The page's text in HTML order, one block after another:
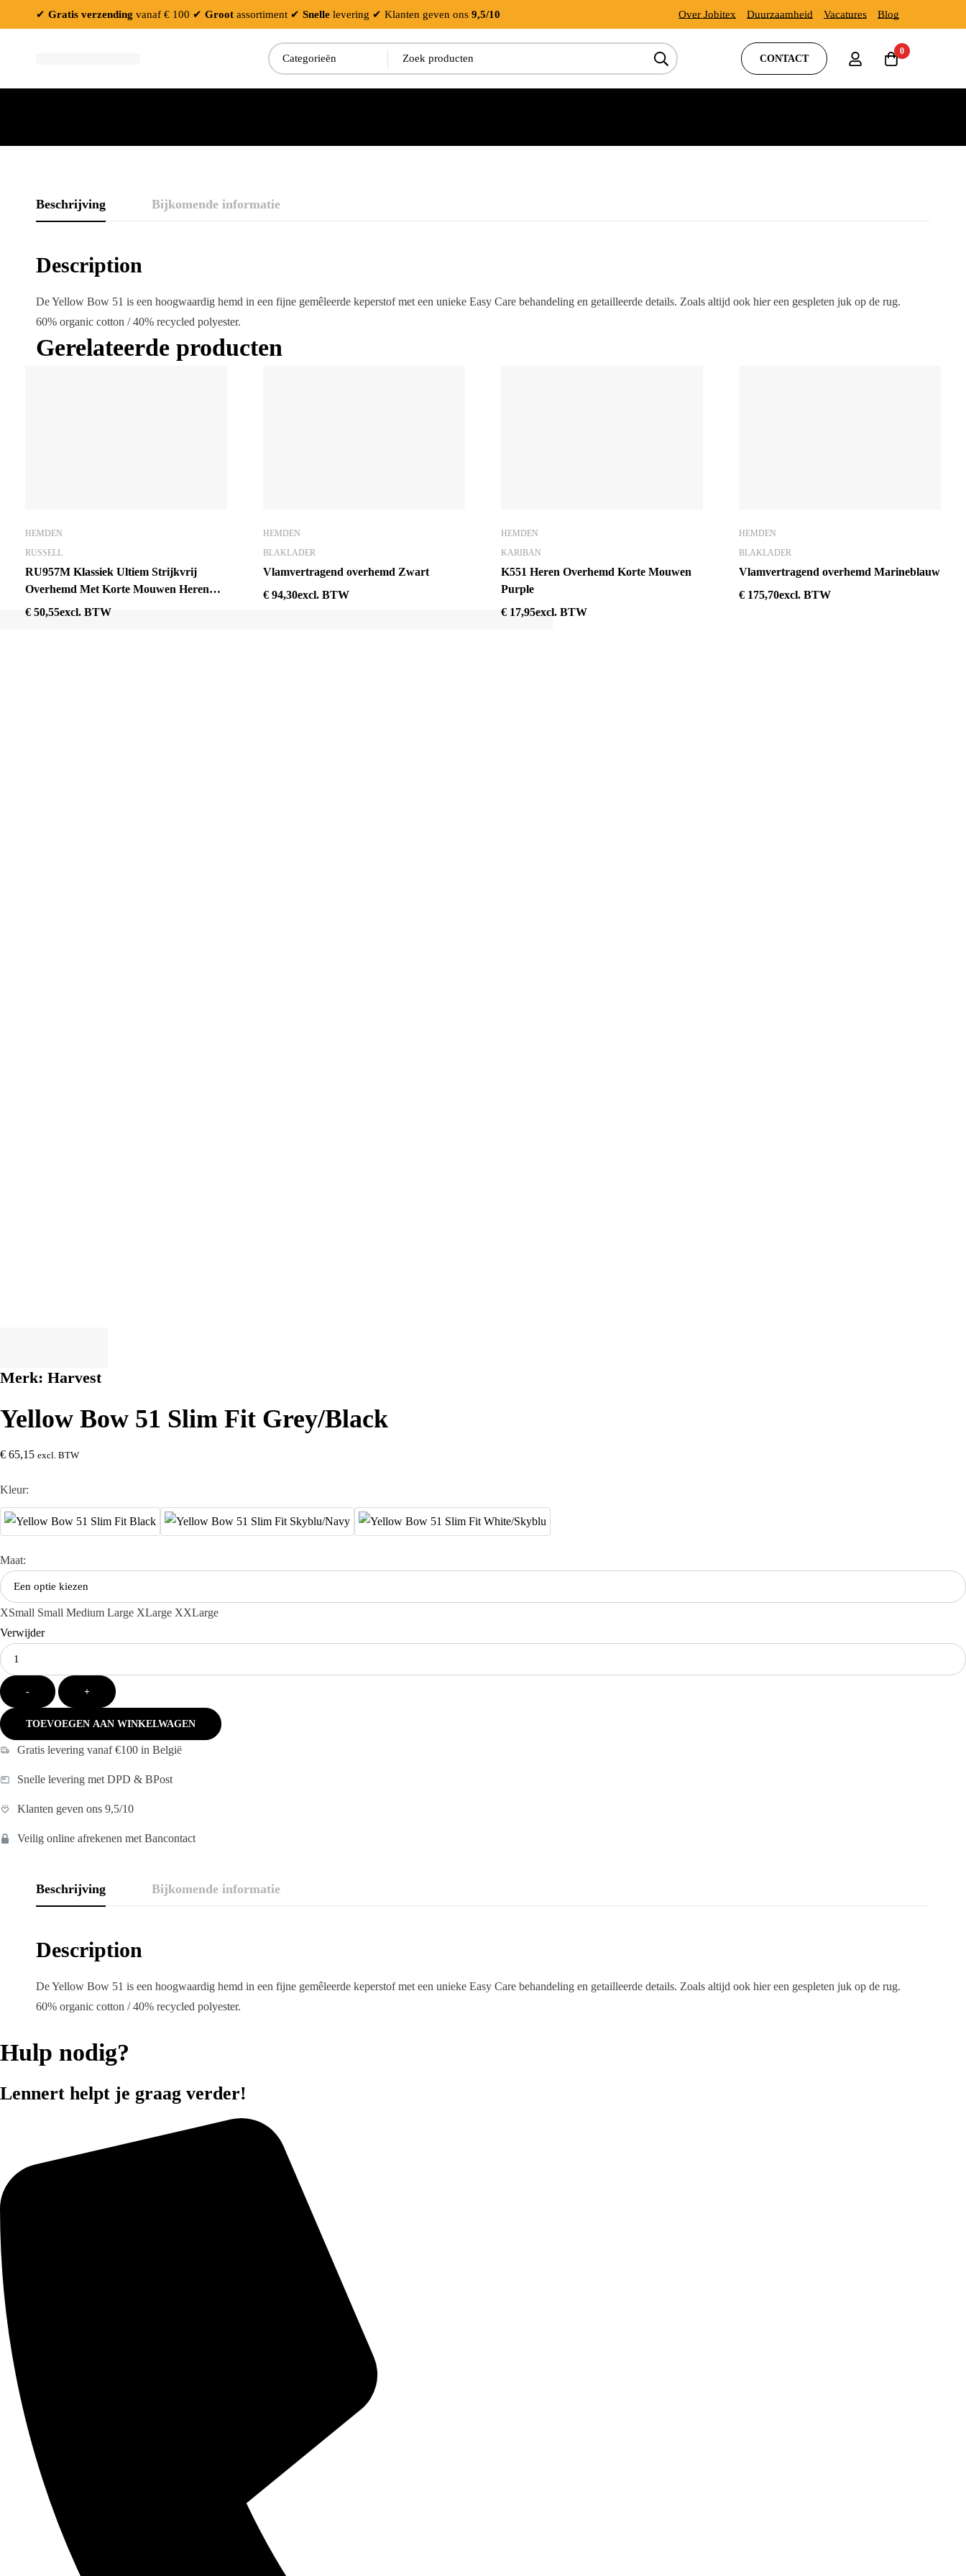
✔ Gratis verzending vanaf € 100 ✔ Groot assortiment ✔ Snelle levering ✔ Klanten geven ons 9,5/10 Over Jobitex Duurzaamheid Vacatures Blog
Zoeken:
CONTACT
0
Beschrijving Bijkomende informatie
Description
De Yellow Bow 51 is een hoogwaardig hemd in een fijne gemêleerde keperstof met een unieke Easy Care behandeling en getailleerde details. Zoals altijd ook hier een gespleten juk op de rug.
60% organic cotton / 40% recycled polyester.
Gerelateerde producten
HEMDEN
RUSSELL
RU957M Klassiek Ultiem Strijkvrij
Overhemd Met Korte Mouwen Heren
Zwart
€ 50,55excl. BTW
HEMDEN
BLAKLADER
Vlamvertragend overhemd Zwart
€ 94,30excl. BTW
HEMDEN
KARIBAN
K551 Heren Overhemd Korte Mouwen
Purple
€ 17,95excl. BTW
HEMDEN
BLAKLADER
Vlamvertragend overhemd Marineblauw
€ 175,70excl. BTW
Merk: Harvest
Yellow Bow 51 Slim Fit Grey/Black
€ 65,15 excl. BTW
Kleur:
Maat:
XSmall Small Medium Large XLarge XXLarge
Verwijder
Kies
je
aantal:- +
TOEVOEGEN AAN WINKELWAGEN
Gratis levering vanaf €100 in België
Snelle levering met DPD & BPost
Klanten geven ons 9,5/10
Veilig online afrekenen met Bancontact
Beschrijving Bijkomende informatie
Description
De Yellow Bow 51 is een hoogwaardig hemd in een fijne gemêleerde keperstof met een unieke Easy Care behandeling en getailleerde details. Zoals altijd ook hier een gespleten juk op de rug.
60% organic cotton / 40% recycled polyester.
Hulp nodig?
Lennert helpt je graag verder!